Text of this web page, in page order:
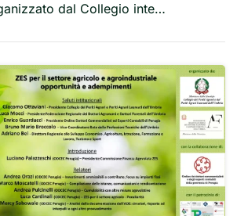
dal Collegio inte…